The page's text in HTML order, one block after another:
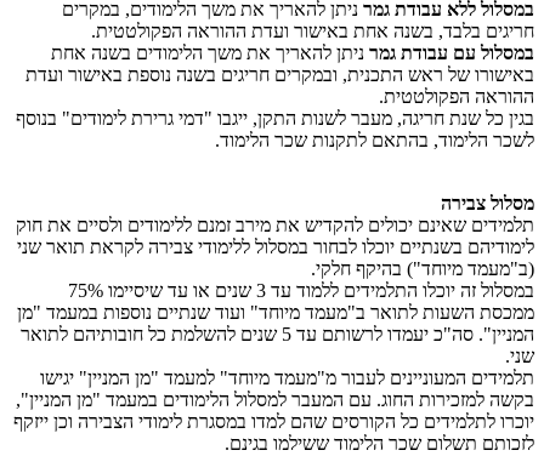
במסלול ללא עבודת גמר ניתן להאריך את משך הלימודים, במקרים
חריגים בלבד, בשנה אחת באישור ועדת ההוראה הפקולטטית.
במסלול עם עבודת גמר ניתן להאריך את משך הלימודים בשנה אחת
באישורו של ראש התכנית, ובמקרים חריגים בשנה נוספת באישור ועדת
ההוראה הפקולטטית.
בגין כל שנת חריגה, מעבר לשנות התקן, ייגבו "דמי גרירת לימודים" בנוסף
לשכר הלימוד, בהתאם לתקנות שכר הלימוד.
מסלול צבירה
תלמידים שאינם יכולים להקדיש את מירב זמנם ללימודים ולסיים את חוק
לימודיהם בשנתיים יוכלו לבחור במסלול ללימודי צבירה לקראת תואר שני
(ב"מעמד מיוחד") בהיקף חלקי.
במסלול זה יוכלו התלמידים ללמוד עד 3 שנים או עד שיסיימו 75%
ממכסת השעות לתואר ב"מעמד מיוחד" ועוד שנתיים נוספות במעמד "מן
המניין". סה"כ יעמדו לרשותם עד 5 שנים להשלמת כל חובותיהם לתואר
שני.
​תלמידים המעוניינים לעבור מ"מעמד מיוחד" למעמד "מן המניין" יגישו
בקשה למזכירות החוג. עם המעבר למסלול הלימודים במעמד "מן המניין",
יוכרו לתלמידים כל הקורסים שהם למדו במסגרת לימודי הצבירה וכן ייזקף
לזכותם תשלום שכר הלימוד ששילמו בגינם.